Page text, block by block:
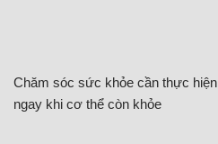
Chăm sóc sức khỏe cần thực hiện
ngay khi cơ thể còn khỏe